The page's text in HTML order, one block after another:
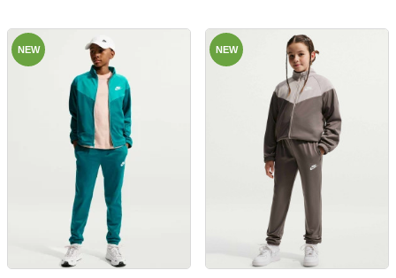
NEW NEW